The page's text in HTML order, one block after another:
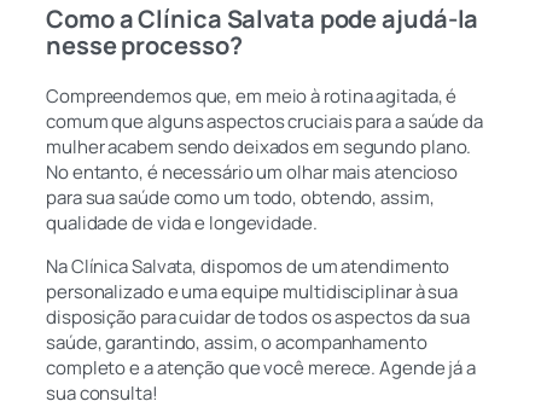
Como a Clínica Salvata pode ajudá-la
nesse processo?
Compreendemos que, em meio à rotina agitada, é
comum que alguns aspectos cruciais para a saúde da
mulher acabem sendo deixados em segundo plano.
No entanto, é necessário um olhar mais atencioso
para sua saúde como um todo, obtendo, assim,
qualidade de vida e longevidade.
Na Clínica Salvata, dispomos de um atendimento
personalizado e uma equipe multidisciplinar à sua
disposição para cuidar de todos os aspectos da sua
saúde, garantindo, assim, o acompanhamento
completo e a atenção que você merece. Agende já a
sua consulta!